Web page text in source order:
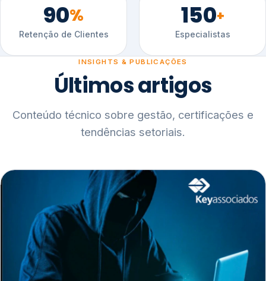
90%
Retenção de Clientes
150+
Especialistas
INSIGHTS & PUBLICAÇÕES
Últimos artigos
Conteúdo técnico sobre gestão, certificações e
tendências setoriais.